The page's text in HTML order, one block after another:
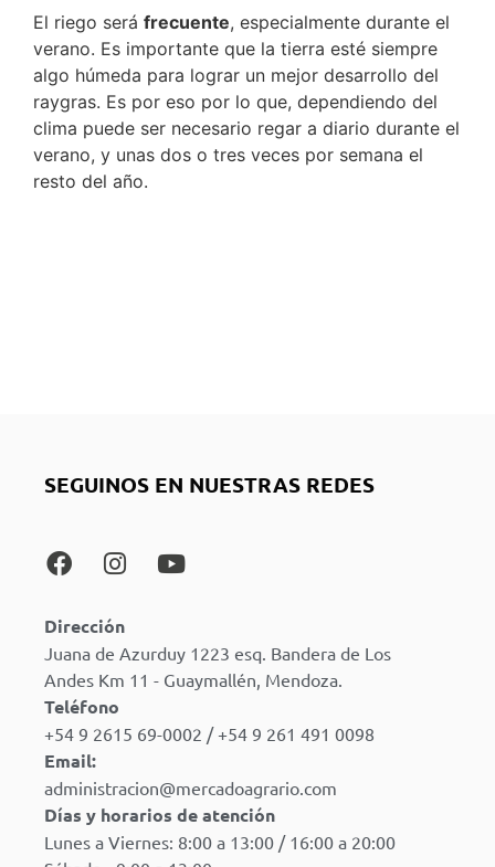
El riego será frecuente, especialmente durante el
verano. Es importante que la tierra esté siempre
algo húmeda para lograr un mejor desarrollo del
raygras. Es por eso por lo que, dependiendo del
clima puede ser necesario regar a diario durante el
verano, y unas dos o tres veces por semana el
resto del año.
SEGUINOS EN NUESTRAS REDES
Dirección
Juana de Azurduy 1223 esq. Bandera de Los
Andes Km 11 - Guaymallén, Mendoza.
Teléfono
+54 9 2615 69-0002 / +54 9 261 491 0098
Email:
administracion@mercadoagrario.com
Días y horarios de atención
Lunes a Viernes: 8:00 a 13:00 / 16:00 a 20:00